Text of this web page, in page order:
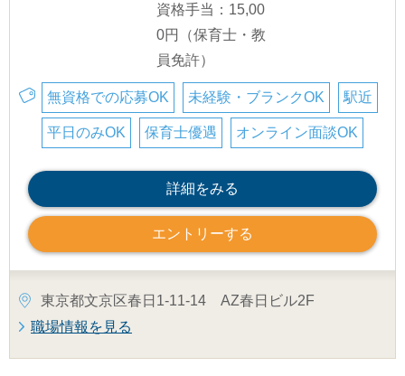
資格手当：15,00
0円（保育士・教
員免許）
無資格での応募OK 未経験・ブランクOK 駅近
平日のみOK 保育士優遇 オンライン面談OK
詳細をみる
エントリーする
東京都文京区春日1-11-14 AZ春日ビル2F
職場情報を見る